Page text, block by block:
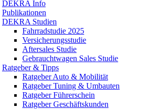
DEKRA Info
Publikationen
DEKRA Studien
Fahrradstudie 2025
Versicherungsstudie
Aftersales Studie
Gebrauchtwagen Sales Studie
Ratgeber & Tipps
Ratgeber Auto & Mobilität
Ratgeber Tuning & Umbauten
Ratgeber Führerschein
Ratgeber Geschäftskunden